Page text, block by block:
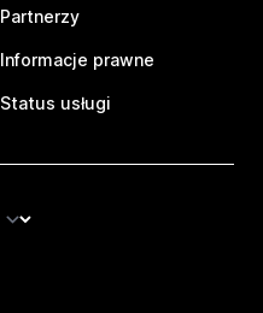
Partnerzy
Informacje prawne
Status usługi